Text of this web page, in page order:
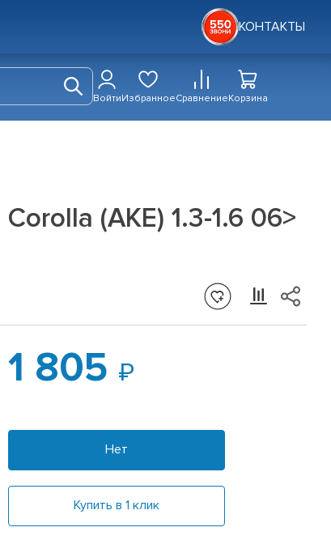
КОНТАКТЫ
ВойтиИзбранноеСравнениеКорзина
(AKE) 1.3-1.6 06>
1 805
Нет
Купить в 1 клик